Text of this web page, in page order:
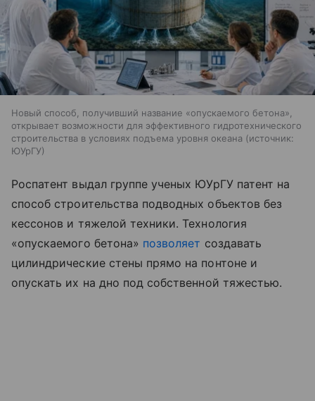
Новый способ, получивший название «опускаемого бетона»,
открывает возможности для эффективного гидротехнического
строительства в условиях подъема уровня океана
источник:
ЮУрГУ
Роспатент выдал группе ученых ЮУрГУ патент на
способ строительства подводных объектов без
кессонов и тяжелой техники. Технология
«опускаемого бетона» позволяет создавать
цилиндрические стены прямо на понтоне и
опускать их на дно под собственной тяжестью.